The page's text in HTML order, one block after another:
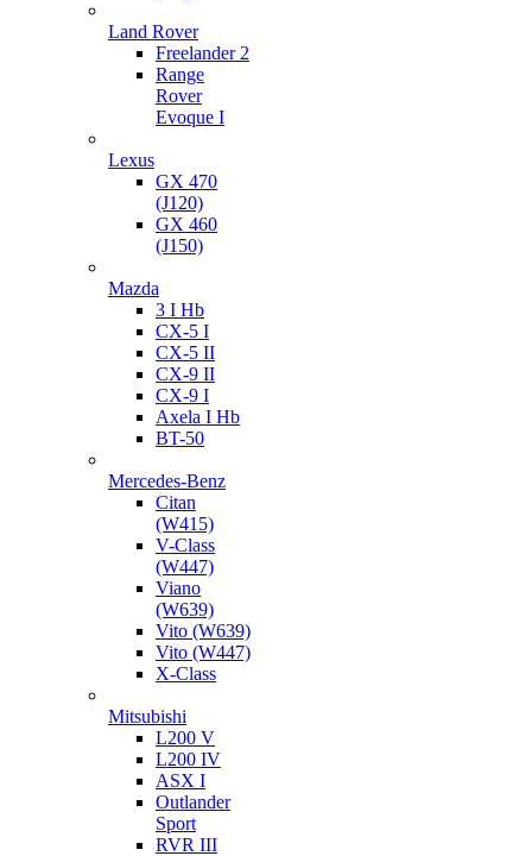
Land Rover
Freelander 2
Range
Rover
Evoque I
Lexus
GX 470
(J120)
GX 460
(J150)
Mazda
3 I Hb
CX-5 I
CX-5 II
CX-9 II
CX-9 I
Axela I Hb
BT-50
Mercedes-Benz
Citan
(W415)
V-Class
(W447)
Viano
(W639)
Vito (W639)
Vito (W447)
X-Class
Mitsubishi
L200 V
L200 IV
ASX I
Outlander
Sport
RVR III